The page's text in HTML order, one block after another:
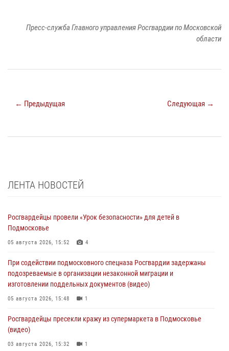
Пресс-служба Главного управления Росгвардии по Московской
области
← Предыдущая Следующая →
ЛЕНТА НОВОСТЕЙ
Росгвардейцы провели «Урок безопасности» для детей в
Подмосковье
05 августа 2026, 15:52 4
При содействии подмосковного спецназа Росгвардии задержаны
подозреваемые в организации незаконной миграции и
изготовлении поддельных документов (видео)
05 августа 2026, 15:48 1
Росгвардейцы пресекли кражу из супермаркета в Подмосковье
(видео)
03 августа 2026, 15:32 1